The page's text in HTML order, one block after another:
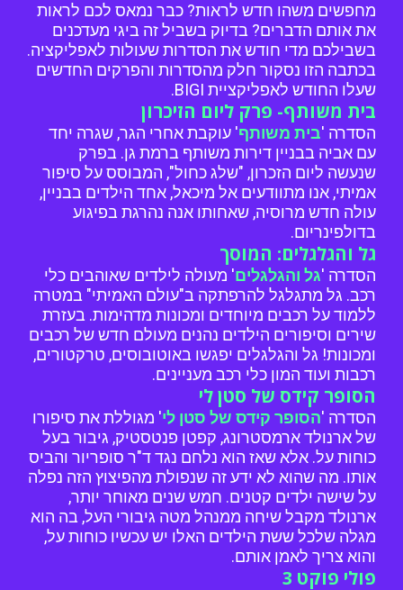
מחפשים משהו חדש לראות? כבר נמאס לכם לראות
את אותם הדברים? בדיוק בשביל זה ביגי מעדכנים
בשבילכם מדי חודש את הסדרות שעולות לאפליקציה.
בכתבה הזו נסקור חלק מהסדרות והפרקים החדשים
שעלו החודש לאפליקציית BIGI.
בית משותף- פרק ליום הזיכרון
הסדרה 'בית משותף' עוקבת אחרי הגר, שגרה יחד
עם אביה בבניין דירות משותף ברמת גן. בפרק
שנעשה ליום הזכרון, "שלג כחול", המבוסס על סיפור
אמיתי, אנו מתוודעים אל מיכאל, אחד הילדים בבניין,
עולה חדש מרוסיה, שאחותו אנה נהרגת בפיגוע
בדולפינריום.
גל והגלגלים: המוסך
הסדרה 'גל והגלגלים' מעולה לילדים שאוהבים כלי
רכב. גל מתגלגל להרפתקה ב"עולם האמיתי" במטרה
ללמוד על רכבים מיוחדים ומכונות מדהימות. בעזרת
שירים וסיפורים הילדים נהנים מעולם חדש של רכבים
ומכונות! גל והגלגלים יפגשו באוטובוסים, טרקטורים,
רכבות ועוד המון כלי רכב מעניינים.
הסופר קידס של סטן לי
הסדרה 'הסופר קידס של סטן לי' מגוללת את סיפורו
של ארנולד ארמסטרונג, קפטן פנטסטיק, גיבור בעל
כוחות על. אלא שאז הוא נלחם נגד ד"ר סופריור והביס
אותו. מה שהוא לא ידע זה שנפולת מהפיצוץ הזה נפלה
על שישה ילדים קטנים. חמש שנים מאוחר יותר,
ארנולד מקבל שיחה ממנהל מטה גיבורי העל, בה הוא
מגלה שלכל ששת הילדים האלו יש עכשיו כוחות על,
והוא צריך לאמן אותם.
פולי פוקט 3